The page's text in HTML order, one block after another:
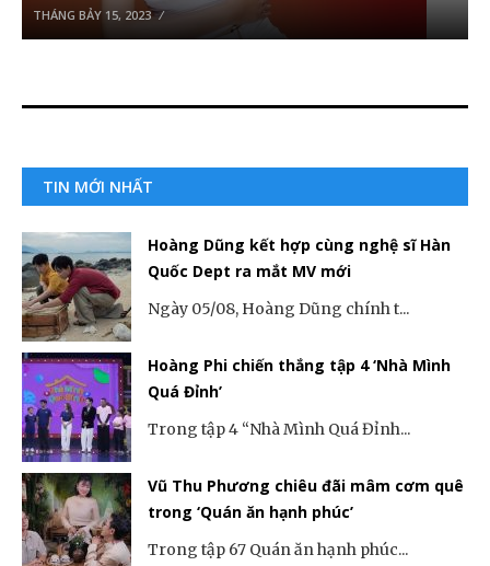
THÁNG BẢY 15, 2023
TIN MỚI NHẤT
Hoàng Dũng kết hợp cùng nghệ sĩ Hàn
Quốc Dept ra mắt MV mới
Ngày 05/08, Hoàng Dũng chính t...
Hoàng Phi chiến thắng tập 4 ‘Nhà Mình
Quá Đỉnh’
Trong tập 4 “Nhà Mình Quá Đỉnh...
Vũ Thu Phương chiêu đãi mâm cơm quê
trong ‘Quán ăn hạnh phúc’
Trong tập 67 Quán ăn hạnh phúc...